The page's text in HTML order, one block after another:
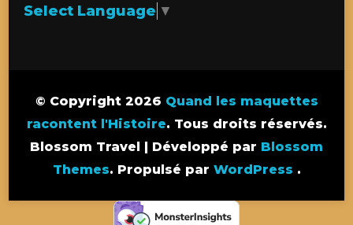
Select Language ▼
© Copyright 2026 Quand les maquettes
racontent l'Histoire. Tous droits réservés.
Blossom Travel | Développé par Blossom
Themes. Propulsé par WordPress .